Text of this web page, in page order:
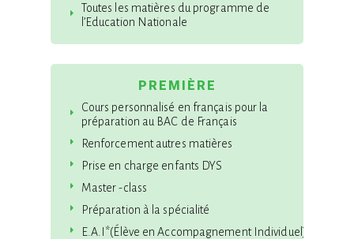
Toutes les matières du programme de
l’Education Nationale
PREMIÈRE
Cours personnalisé en français pour la
préparation au BAC de Français
Renforcement autres matières
Prise en charge enfants DYS
Master -class
Préparation à la spécialité
E.A.I*(Élève en Accompagnement Individuel)